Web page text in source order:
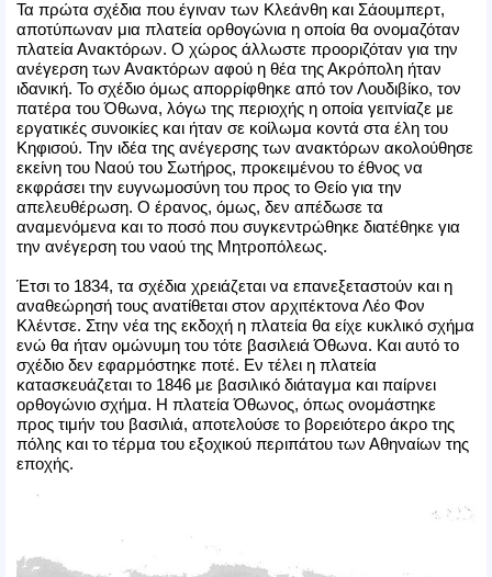
Τα πρώτα σχέδια που έγιναν των Κλεάνθη και Σάουμπερτ,
αποτύπωναν μια πλατεία ορθογώνια η οποία θα ονομαζόταν
πλατεία Ανακτόρων. Ο χώρος άλλωστε προοριζόταν για την
ανέγερση των Ανακτόρων αφού η θέα της Ακρόπολη ήταν
ιδανική. Το σχέδιο όμως απορρίφθηκε από τον Λουδιβίκο, τον
πατέρα του Όθωνα, λόγω της περιοχής η οποία γειτνίαζε με
εργατικές συνοικίες και ήταν σε κοίλωμα κοντά στα έλη του
Κηφισού. Την ιδέα της ανέγερσης των ανακτόρων ακολούθησε
εκείνη του Ναού του Σωτήρος, προκειμένου το έθνος να
εκφράσει την ευγνωμοσύνη του προς το Θείο για την
απελευθέρωση. Ο έρανος, όμως, δεν απέδωσε τα
αναμενόμενα και το ποσό που συγκεντρώθηκε διατέθηκε για
την ανέγερση του ναού της Μητροπόλεως.
Έτσι το 1834, τα σχέδια χρειάζεται να επανεξεταστούν και η
αναθεώρησή τους ανατίθεται στον αρχιτέκτονα Λέο Φον
Κλέντσε. Στην νέα της εκδοχή η πλατεία θα είχε κυκλικό σχήμα
ενώ θα ήταν ομώνυμη του τότε βασιλειά Όθωνα. Και αυτό το
σχέδιο δεν εφαρμόστηκε ποτέ. Εν τέλει η πλατεία
κατασκευάζεται το 1846 με βασιλικό διάταγμα και παίρνει
ορθογώνιο σχήμα. Η πλατεία Όθωνος, όπως ονομάστηκε
προς τιμήν του βασιλιά, αποτελούσε το βορειότερο άκρο της
πόλης και το τέρμα του εξοχικού περιπάτου των Αθηναίων της
εποχής.